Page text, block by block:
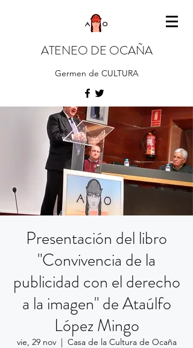
ATENEO DE OCAÑA
Germen de CULTURA
Presentación del libro
"Convivencia de la
publicidad con el derecho
a la imagen" de Ataúlfo
López Mingo
vie, 29 nov
  |
Casa de la Cultura de Ocaña